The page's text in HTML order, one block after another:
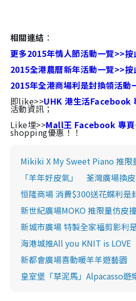
相關連結 ：
更多2015年情人節活動一覽>>按
2015全港農曆新年活動一覽>>按
2015年全港商場利是封換領活動
即like>>UHK 港生活Facebook
活動資訊；
Like埋>>Mall王 Facebook 專頁
shopping優惠！！
Mikiki X My Sweet Piano 推限
「羊年好皮氣」 荃灣廣場換
恒隆商場 消費$300送花蝶利是
新世紀廣場MOKO 推限量仿皮
新城市廣場 特製全家福剪影利
海港城推All you KNIT is LOVE
新都會廣場喜動暖羊羊遊藝園
皇室堡「草泥馬」Alpacasso遊